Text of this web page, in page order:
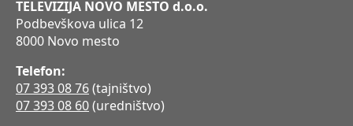
TELEVIZIJA NOVO MESTO d.o.o.
Podbevškova ulica 12
8000 Novo mesto
Telefon:
07 393 08 76(tajništvo)
07 393 08 60(uredništvo)